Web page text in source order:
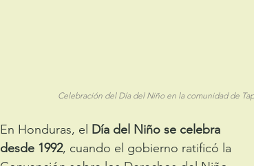
Celebración del Día del Niño en la comunidad de
En Honduras, el Día del Niño se celebra
desde 1992, cuando el gobierno ratificó la